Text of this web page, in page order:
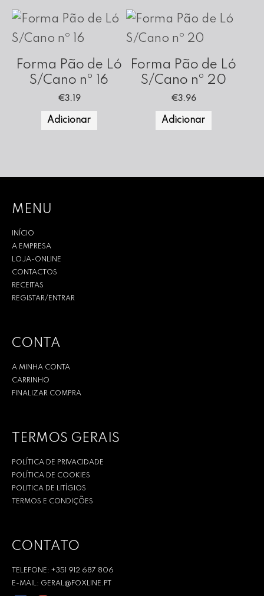
Forma Pão de Ló
S/Cano nº 16
€3.19
Adicionar
Forma Pão de Ló
S/Cano nº 20
€3.96
Adicionar
MENU
INÍCIO
A EMPRESA
LOJA-ONLINE
CONTACTOS
RECEITAS
REGISTAR/ENTRAR
CONTA
A MINHA CONTA
CARRINHO
FINALIZAR COMPRA
TERMOS GERAIS
POLÍTICA DE PRIVACIDADE
POLÍTICA DE COOKIES
POLITICA DE LITÍGIOS
TERMOS E CONDIÇÕES
CONTATO
TELEFONE: +351 912 687 806
E-MAIL: GERAL@FOXLINE.PT